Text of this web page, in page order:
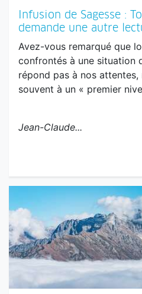
Avez-vous remarqué que
confrontés à une situation
répond pas à nos attentes,
souvent à un « premier
Jean-Claude...
Dossier : Le jour où tu
La Vie commence à